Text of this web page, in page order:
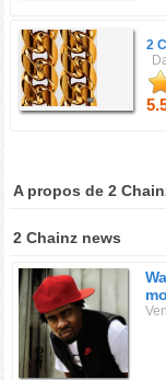
2
A propos de 2
2 Chainz news